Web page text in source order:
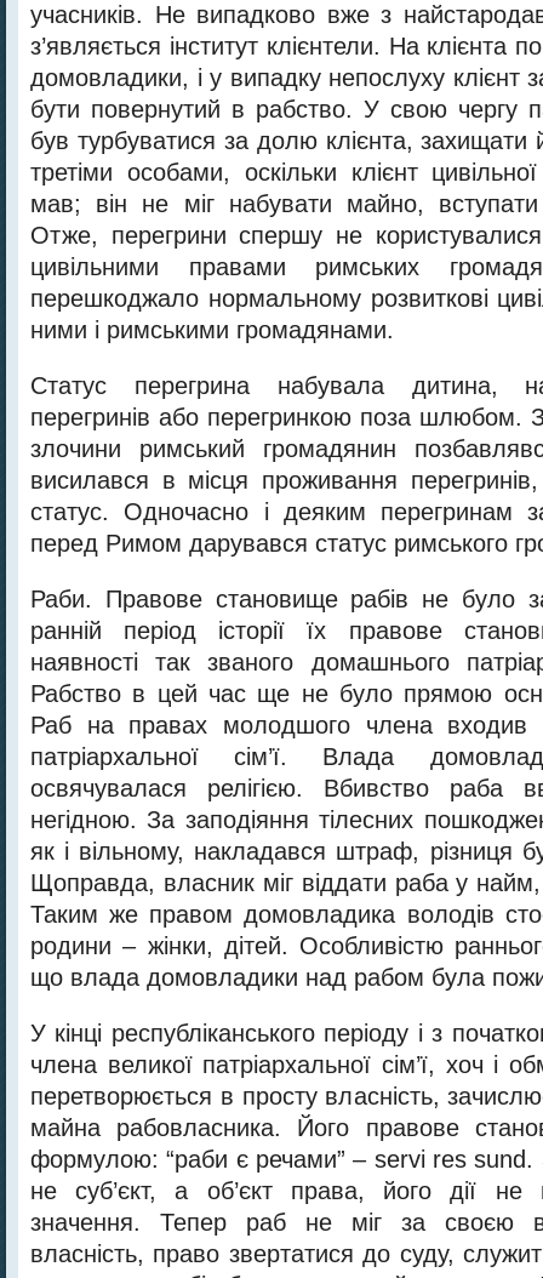
учасників. Не випадково вже з
з’являється інститут клієнтели. На
домовладики, і у випадку непослуху клієнт
бути повернутий в рабство. У свою чергу
був турбуватися за долю клієнта, захищати
третіми особами, оскільки клієнт
мав; він не міг набувати майно,
Отже, перегрини спершу не користувалися
цивільними правами римських
перешкоджало нормальному розвиткові
ними і римськими громадянами.
Статус перегрина набувала дитина,
перегринів або перегринкою поза шлюбом.
злочини римський громадянин
висилався в місця проживання
статус. Одночасно і деяким перегринам
перед Римом дарувався статус римського
Раби. Правове становище рабів не було
ранній період історії їх правове
наявності так званого домашнього
Рабство в цей час ще не було прямою
Раб на правах молодшого члена входив
патріархальної сім’ї. Влада
освячувалася релігією. Вбивство раба
негідною. За заподіяння тілесних
як і вільному, накладався штраф, різниця
Щоправда, власник міг віддати раба у
Таким же правом домовладика володів
родини – жінки, дітей. Особливістю
що влада домовладики над рабом була
У кінці республіканського періоду і з
члена великої патріархальної сім’ї, хоч і
перетворюється в просту власність,
майна рабовласника. Його правове
формулою: “раби є речами” – servi res sund.
не суб’єкт, а об’єкт права, його дії не
значення. Тепер раб не міг за своєю
власність, право звертатися до суду,